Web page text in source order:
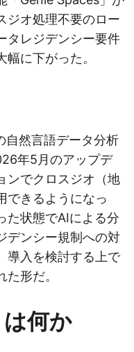
ジオ処理不要のロー
タレジデンシー要件
に下がった。
然言語データ分析
年5月のアップデ
ンでクロスジオ（地
できるようになっ
た状態でAIによる分
デンシー規制への対
導入を検討する上で
形だ。
何か